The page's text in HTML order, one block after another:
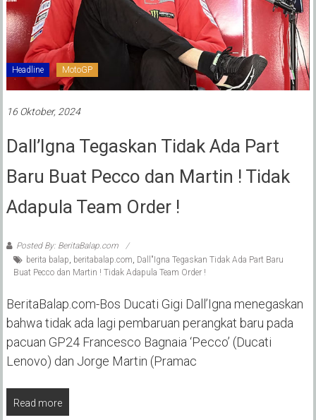
Headline MotoGP
16 Oktober, 2024
Dall’Igna Tegaskan Tidak Ada Part
Baru Buat Pecco dan Martin ! Tidak
Adapula Team Order !
Posted By: BeritaBalap.com
berita balap, beritabalap.com, Dall"Igna Tegaskan Tidak Ada Part Baru
Buat Pecco dan Martin ! Tidak Adapula Team Order !
BeritaBalap.com-Bos Ducati Gigi Dall’Igna menegaskan
bahwa tidak ada lagi pembaruan perangkat baru pada
pacuan GP24 Francesco Bagnaia ‘Pecco’ (Ducati
Lenovo) dan Jorge Martin (Pramac
Read more